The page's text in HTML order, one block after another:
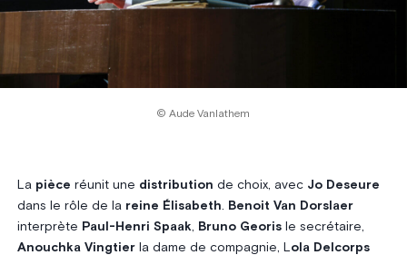
© Aude Vanlathem
La pièce réunit une distribution de choix, avec Jo Deseure
dans le rôle de la reine Élisabeth. Benoit Van Dorslaer
interprète Paul-Henri Spaak, Bruno Georisle secrétaire,
Anouchka Vingtierla dame de compagnie, Lola Delcorps